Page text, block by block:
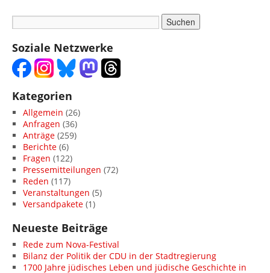
Soziale Netzwerke
Kategorien
Allgemein (26)
Anfragen (36)
Anträge (259)
Berichte (6)
Fragen (122)
Pressemitteilungen (72)
Reden (117)
Veranstaltungen (5)
Versandpakete (1)
Neueste Beiträge
Rede zum Nova-Festival
Bilanz der Politik der CDU in der Stadtregierung
1700 Jahre jüdisches Leben und jüdische Geschichte in